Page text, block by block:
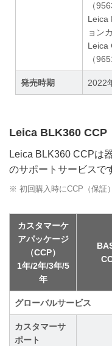
（
Leica
ョン
Leica
（
発売時期 2022
Leica BLK360 CCP
Leica BLK360 CCPは
のサポートサービスで
※ 初回購入時にCCP（保証
カスタマーケ
アパッケージ
（CCP）
1年/2年/3年/5
年
グローバルサービス
カスタマーサ
ポート